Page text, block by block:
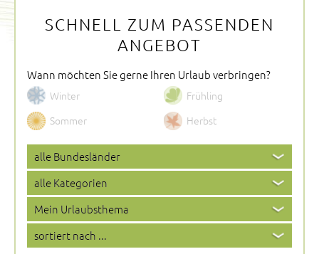
SCHNELL ZUM PASSENDEN
ANGEBOT
Wann möchten Sie gerne Ihren Urlaub verbringen?
Winter
Frühling
Sommer
Herbst